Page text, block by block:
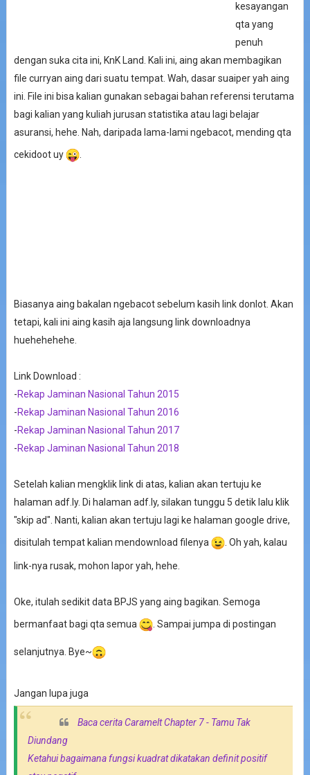
kesayangan
qta yang
penuh
dengan suka cita ini, KnK Land. Kali ini, aing akan membagikan
file curryan aing dari suatu tempat. Wah, dasar suaiper yah aing
ini. File ini bisa kalian gunakan sebagai bahan referensi terutama
bagi kalian yang kuliah jurusan statistika atau lagi belajar
asuransi, hehe. Nah, daripada lama-lami ngebacot, mending qta
cekidoot uy
.
Biasanya aing bakalan ngebacot sebelum kasih link donlot. Akan
tetapi, kali ini aing kasih aja langsung link downloadnya
huehehehehe.
Link Download :
-Rekap Jaminan Nasional Tahun 2015
-Rekap Jaminan Nasional Tahun 2016
-Rekap Jaminan Nasional Tahun 2017
-Rekap Jaminan Nasional Tahun 2018
Setelah kalian mengklik link di atas, kalian akan tertuju ke
halaman adf.ly. Di halaman adf.ly, silakan tunggu 5 detik lalu klik
"skip ad". Nanti, kalian akan tertuju lagi ke halaman google drive,
disitulah tempat kalian mendownload filenya
. Oh yah, kalau
link-nya rusak, mohon lapor yah, hehe.
Oke, itulah sedikit data BPJS yang aing bagikan. Semoga
bermanfaat bagi qta semua
. Sampai jumpa di postingan
selanjutnya. Bye~
Jangan lupa juga
Baca cerita Caramelt Chapter 7 - Tamu Tak
Diundang
Ketahui bagaimana fungsi kuadrat dikatakan definit positif